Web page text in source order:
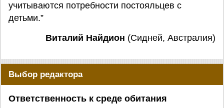
учитываются потребности постояльцев с
детьми.”
Виталий Найдион (Сидней, Австралия)
Выбор редактора
Ответственность к среде обитания